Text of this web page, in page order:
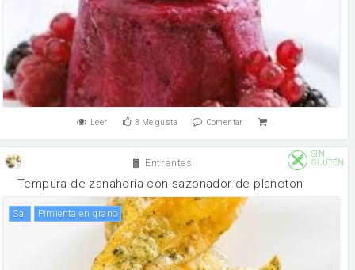
Leer 3 Me gusta Comentar
Entrantes
SIN
GLUTEN
Tempura de zanahoria con sazonador de plancton
sal pimienta en grano